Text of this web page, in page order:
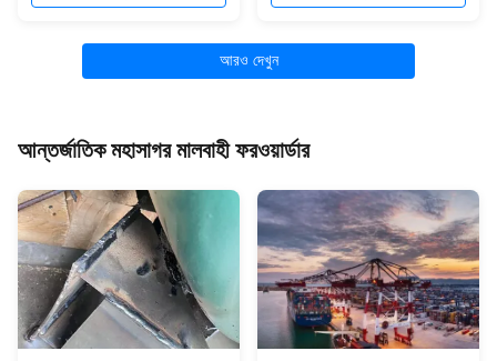
আরও দেখুন
আন্তর্জাতিক মহাসাগর মালবাহী ফরওয়ার্ডার